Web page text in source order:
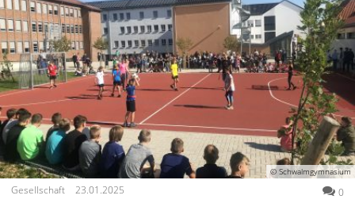
© Schwalmgymnasium
Gesellschaft 23.01.2025 0